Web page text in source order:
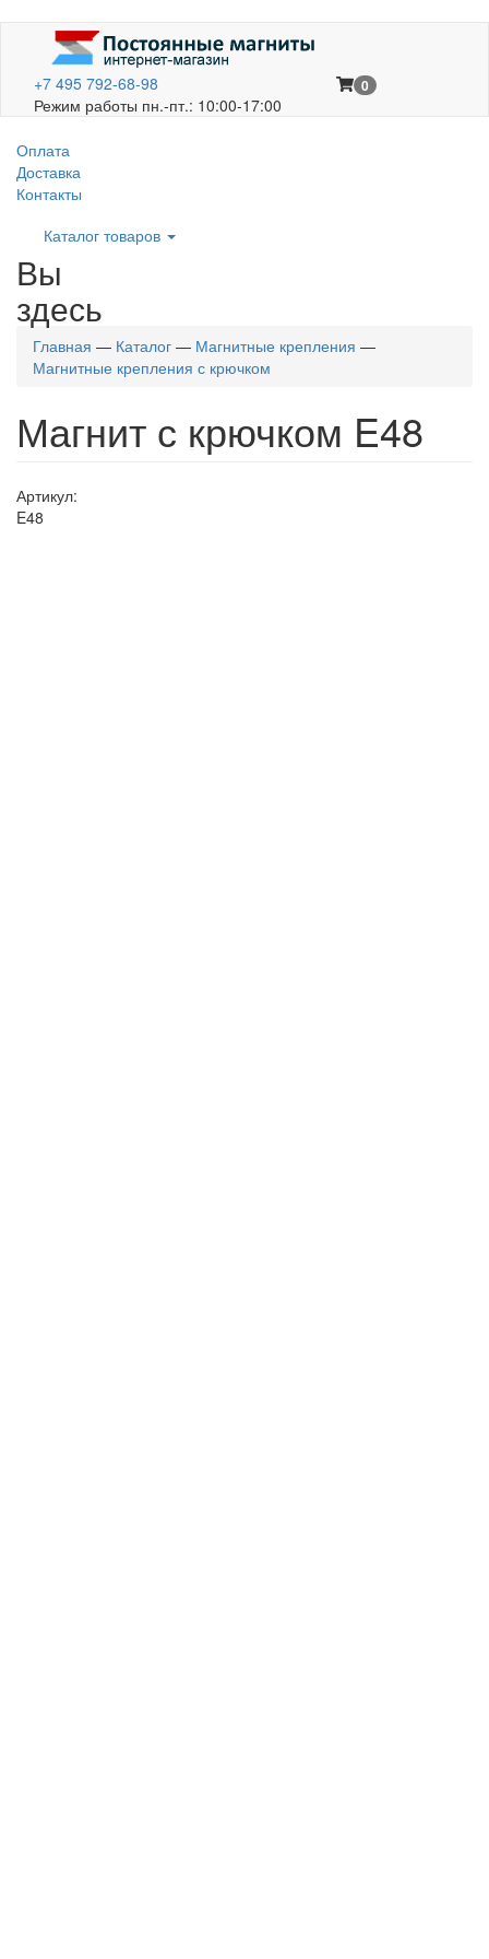
+7 495 792-68-98
Режим работы пн.-пт.: 10:00-17:00
0
Оплата
Доставка
Контакты
Каталог товаров
Вы
здесь
Главная — Каталог — Магнитные крепления —
Магнитные крепления с крючком
Магнит с крючком E48
Артикул:
E48